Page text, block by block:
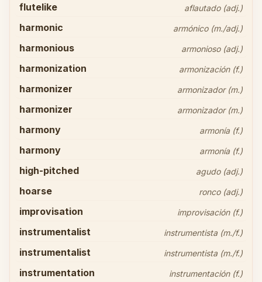
flutelike aflautado (adj.)
harmonic armónico (m./adj.)
harmonious armonioso (adj.)
harmonization armonización (f.)
harmonizer armonizador (m.)
harmonizer armonizador (m.)
harmony armonía (f.)
harmony armonía (f.)
high-pitched agudo (adj.)
hoarse ronco (adj.)
improvisation improvisación (f.)
instrumentalist instrumentista (m./f.)
instrumentalist instrumentista (m./f.)
instrumentation instrumentación (f.)